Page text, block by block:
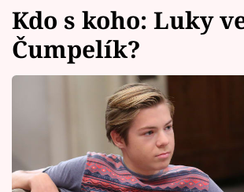
Témata
Seriály
Kdo s koho: Luky
Čumpelík?